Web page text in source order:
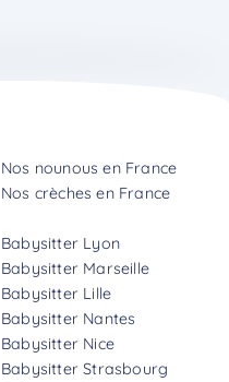
Nos nounous en France
Nos crèches en France
Babysitter Lyon
Babysitter Marseille
Babysitter Lille
Babysitter Nantes
Babysitter Nice
Babysitter Strasbourg